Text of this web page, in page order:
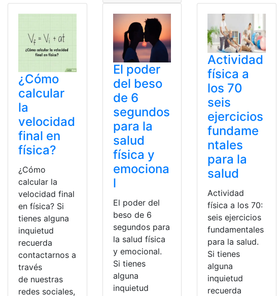
¿Cómo
calcular
la
velocidad
final en
física?
¿Cómo
calcular la
velocidad final
en física? Si
tienes alguna
inquietud
recuerda
contactarnos a
través
de nuestras
redes sociales,
El poder
del beso
de 6
segundos
para la
salud
física y
emociona
l
El poder del
beso de 6
segundos para
la salud física
y emocional.
Si tienes
alguna
inquietud
Actividad
física a
los 70
seis
ejercicios
fundame
ntales
para la
salud
Actividad
física a los 70:
seis ejercicios
fundamentales
para la salud.
Si tienes
alguna
inquietud
recuerda